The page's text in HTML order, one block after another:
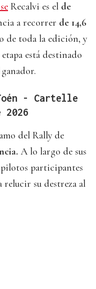
Recalvi es el de
a recorrer de 14,6
de toda la edición, y
está destinado
- Cartelle
del Rally de
A lo largo de sus
participantes
relucir su destreza al